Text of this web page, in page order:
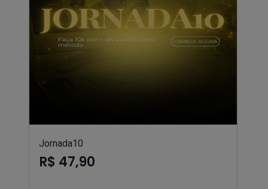
Jornada10
R$ 47,90